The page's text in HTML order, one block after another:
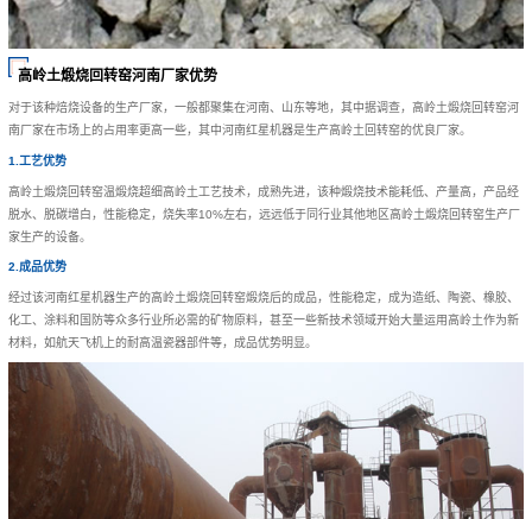
高岭土煅烧回转窑河南厂家优势
对于该种焙烧设备的生产厂家，一般都聚集在河南、山东等地，其中据调查，高岭土煅烧回转窑河
南厂家在市场上的占用率更高一些，其中河南红星机器是生产高岭土回转窑的优良厂家。
1.工艺优势
高岭土煅烧回转窑温煅烧超细高岭土工艺技术，成熟先进，该种煅烧技术能耗低、产量高，产品经
脱水、脱碳增白，性能稳定，烧失率10%左右，远远低于同行业其他地区高岭土煅烧回转窑生产厂
家生产的设备。
2.成品优势
经过该河南红星机器生产的高岭土煅烧回转窑煅烧后的成品，性能稳定，成为造纸、陶瓷、橡胶、
化工、涂料和国防等众多行业所必需的矿物原料，甚至一些新技术领域开始大量运用高岭土作为新
材料，如航天飞机上的耐高温瓷器部件等，成品优势明显。